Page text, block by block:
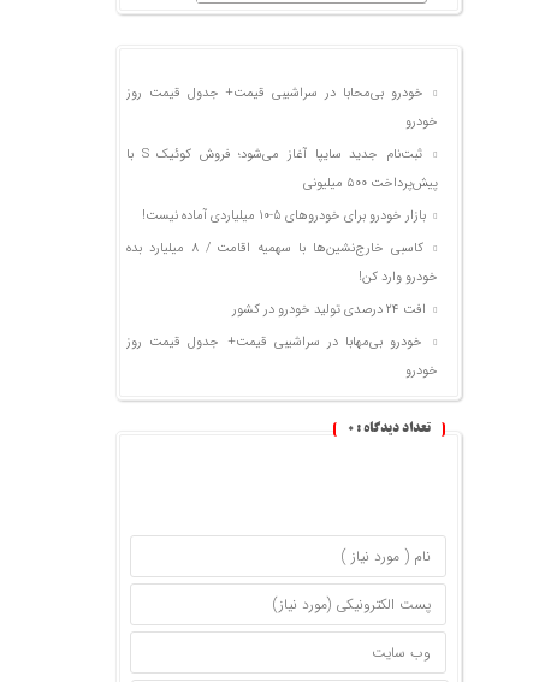
خودرو بی‌محابا در سراشیبی قیمت+ جدول قیمت روز
خودرو
ثبت‌نام جدید سایپا آغاز می‌شود؛ فروش کوئیک S با
پیش‌پرداخت ۵۰۰ میلیونی
بازار خودرو برای خودروهای ۵-۱۰ میلیاردی آماده نیست!
کاسبی خارج‌نشین‌ها با سهمیه اقامت / ۸ میلیارد بده
خودرو وارد کن!
افت ۲۴ درصدی تولید خودرو در کشور
خودرو بی‌مهابا در سراشیبی قیمت+ جدول قیمت روز
خودرو
تعداد دیدگاه : 0